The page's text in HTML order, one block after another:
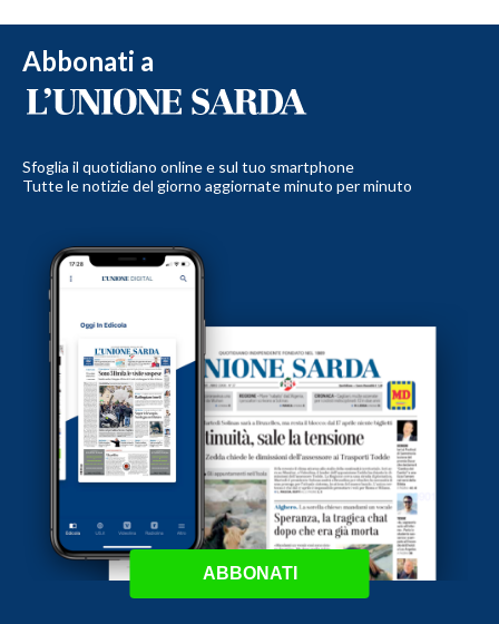
Abbonati a
Sfoglia il quotidiano online e sul tuo smartphone
Tutte le notizie del giorno aggiornate minuto per minuto
ABBONATI